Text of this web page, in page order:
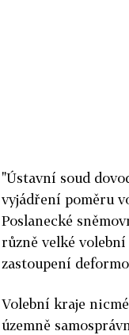
"Ústavní soud
vyjádření poměru
Poslanecké
různě velké
zastoupení
Volební kraje
územně